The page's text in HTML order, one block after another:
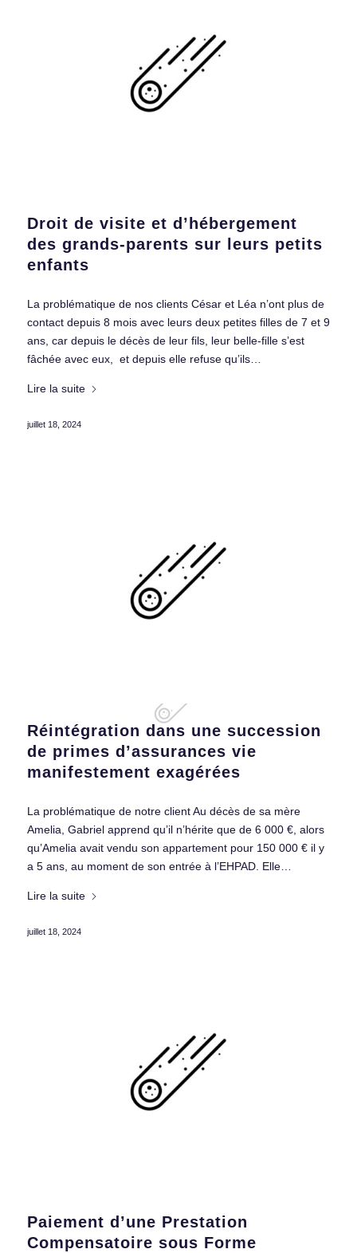
Droit de visite et d’hébergement
des grands-parents sur leurs petits
enfants
La problématique de nos clients César et Léa n’ont plus de
contact depuis 8 mois avec leurs deux petites filles de 7 et 9
ans, car depuis le décès de leur fils, leur belle-fille s’est
fâchée avec eux, et depuis elle refuse qu’ils…
Lire la suite
juillet 18, 2024
Réintégration dans une succession
de primes d’assurances vie
manifestement exagérées
La problématique de notre client Au décès de sa mère
Amelia, Gabriel apprend qu’il n’hérite que de 6 000 €, alors
qu’Amelia avait vendu son appartement pour 150 000 € il y
a 5 ans, au moment de son entrée à l’EHPAD. Elle…
Lire la suite
juillet 18, 2024
Paiement d’une Prestation
Compensatoire sous Forme